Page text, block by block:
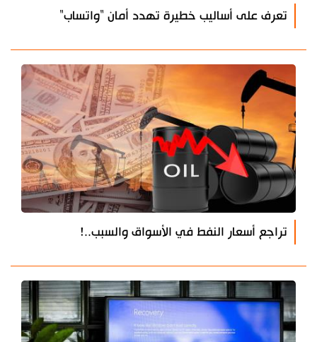
تعرف على أساليب خطيرة تهدد أمان "واتساب"
تراجع أسعار النفط في الأسواق والسبب..!